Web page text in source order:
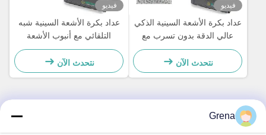
فيديو
عداد بكرة الأشعة السينية الذكي
عالي الدقة بدون تسرب مع
أنبوب مغلق
نتحدث الآن
فيديو
عداد بكرة الأشعة السينية شبه
التلقائي مع أنبوب الأشعة
السينية من النوع المغلق 80
كيلو فولت وFPD فائق الوضوح
مقاس 17 بوصة
نتحدث الآن
اتصل سريعًا
Grena